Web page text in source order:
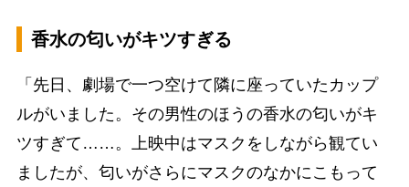
香水の匂いがキツすぎる
「先日、劇場で一つ空けて隣に座っていたカップ
ルがいました。その男性のほうの香水の匂いがキ
ツすぎて……。上映中はマスクをしながら観てい
ましたが、匂いがさらにマスクのなかにこもって